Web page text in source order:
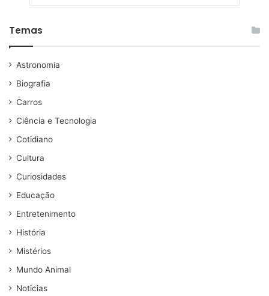
Temas
Astronomia
Biografia
Carros
Ciência e Tecnologia
Cotidiano
Cultura
Curiosidades
Educação
Entretenimento
História
Mistérios
Mundo Animal
Noticias